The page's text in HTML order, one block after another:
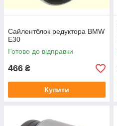
Сайлентблок редуктора BMW
E30
Готово до відправки
466 ₴
Купити